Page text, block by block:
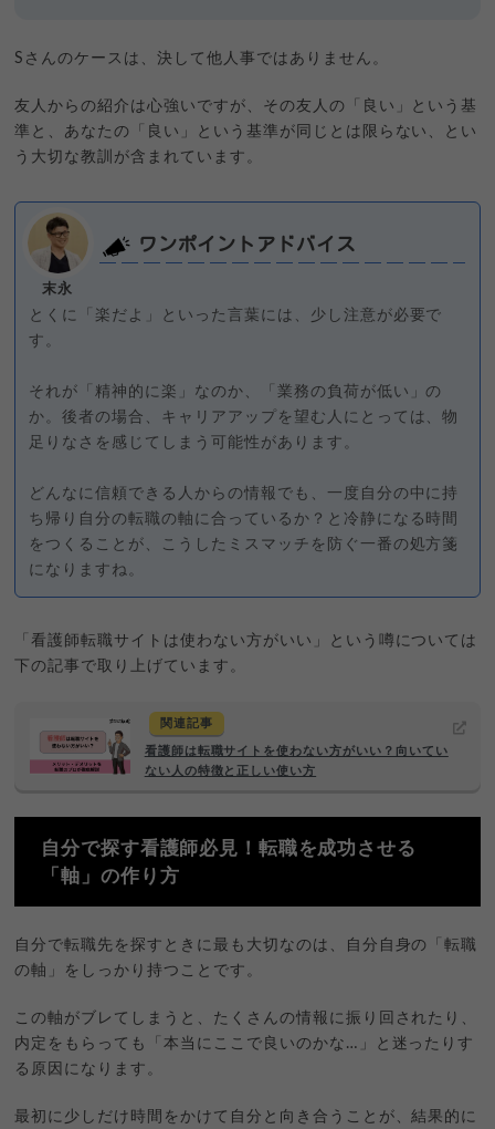
Sさんのケースは、決して他人事ではありません。
友人からの紹介は心強いですが、その友人の「良い」という基
準と、あなたの「良い」という基準が同じとは限らない、とい
う大切な教訓が含まれています。
末永
ワンポイントアドバイス
とくに「楽だよ」といった言葉には、少し注意が必要で
す。
それが「精神的に楽」なのか、「業務の負荷が低い」の
か。後者の場合、キャリアアップを望む人にとっては、物
足りなさを感じてしまう可能性があります。
どんなに信頼できる人からの情報でも、一度自分の中に持
ち帰り自分の転職の軸に合っているか？と冷静になる時間
をつくることが、こうしたミスマッチを防ぐ一番の処方箋
になりますね。
「看護師転職サイトは使わない方がいい」という噂については
下の記事で取り上げています。
関連記事
看護師は転職サイトを使わない方がいい？向いてい
ない人の特徴と正しい使い方
自分で探す看護師必見！転職を成功させる
「軸」の作り方
自分で転職先を探すときに最も大切なのは、自分自身の「転職
の軸」をしっかり持つことです。
この軸がブレてしまうと、たくさんの情報に振り回されたり、
内定をもらっても「本当にここで良いのかな…」と迷ったりす
る原因になります。
最初に少しだけ時間をかけて自分と向き合うことが、結果的に